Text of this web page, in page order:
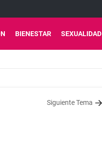
BIENESTAR SEXUALIDAD
Siguiente Tema